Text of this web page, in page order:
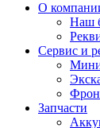
О
Наш
Сервис и
Запчасти